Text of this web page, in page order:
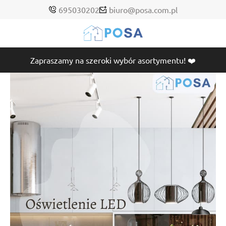
695030202 biuro@posa.com.pl
Zapraszamy na szeroki wybór asortymentu! ❤️